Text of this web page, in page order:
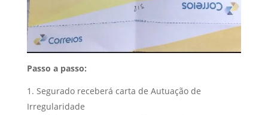
Passo a passo:
Segurado receberá carta de Autuação de
Irregularidade